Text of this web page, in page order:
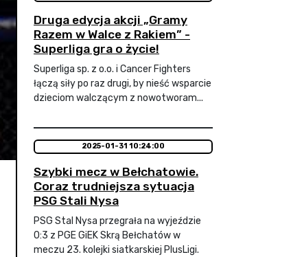
Druga edycja akcji „Gramy
Razem w Walce z Rakiem” -
Superliga gra o życie!
Superliga sp. z o.o. i Cancer Fighters
łączą siły po raz drugi, by nieść wsparcie
dzieciom walczącym z nowotworam...
2025-01-31 10:24:00
Szybki mecz w Bełchatowie.
Coraz trudniejsza sytuacja
PSG Stali Nysa
PSG Stal Nysa przegrała na wyjeździe
0:3 z PGE GiEK Skrą Bełchatów w
meczu 23. kolejki siatkarskiej PlusLigi.